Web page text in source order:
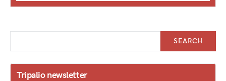
SEARCH
Tripalio newsletter